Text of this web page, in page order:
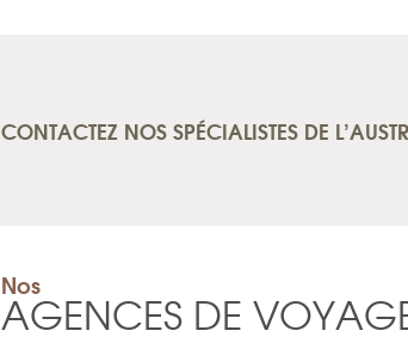
CONTACTEZ NOS SPÉCIALISTES DE
Nos
AGENCES DE